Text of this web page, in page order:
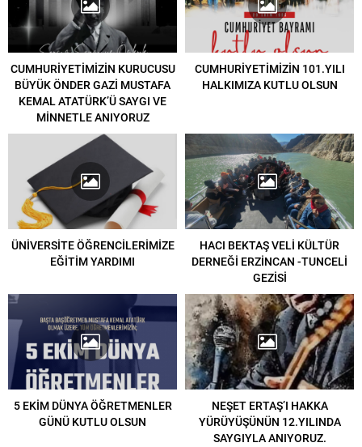
CUMHURİYETİMİZİN KURUCUSU
BÜYÜK ÖNDER GAZİ MUSTAFA
KEMAL ATATÜRK’Ü SAYGI VE
MİNNETLE ANIYORUZ
CUMHURİYETİMİZİN 101.YILI
HALKIMIZA KUTLU OLSUN
ÜNİVERSİTE ÖĞRENCİLERİMİZE
EĞİTİM YARDIMI
HACI BEKTAŞ VELİ KÜLTÜR
DERNEĞİ ERZİNCAN -TUNCELİ
GEZİSİ
5 EKİM DÜNYA ÖĞRETMENLER
GÜNÜ KUTLU OLSUN
NEŞET ERTAŞ’I HAKKA
YÜRÜYÜŞÜNÜN 12.YILINDA
SAYGIYLA ANIYORUZ.